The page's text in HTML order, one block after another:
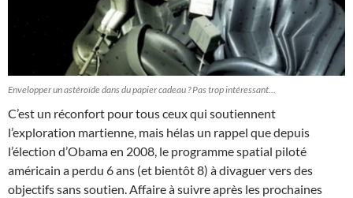
Envelopper un astéroïde dans du papier cadeau ? Pas trop intéressant…
C’est un réconfort pour tous ceux qui soutiennent
l’exploration martienne, mais hélas un rappel que depuis
l’élection d’Obama en 2008, le programme spatial piloté
américain a perdu 6 ans (et bientôt 8) à divaguer vers des
objectifs sans soutien. Affaire à suivre après les prochaines